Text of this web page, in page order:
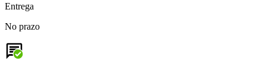
Entrega
No prazo